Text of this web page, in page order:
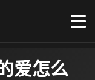
爱怎么